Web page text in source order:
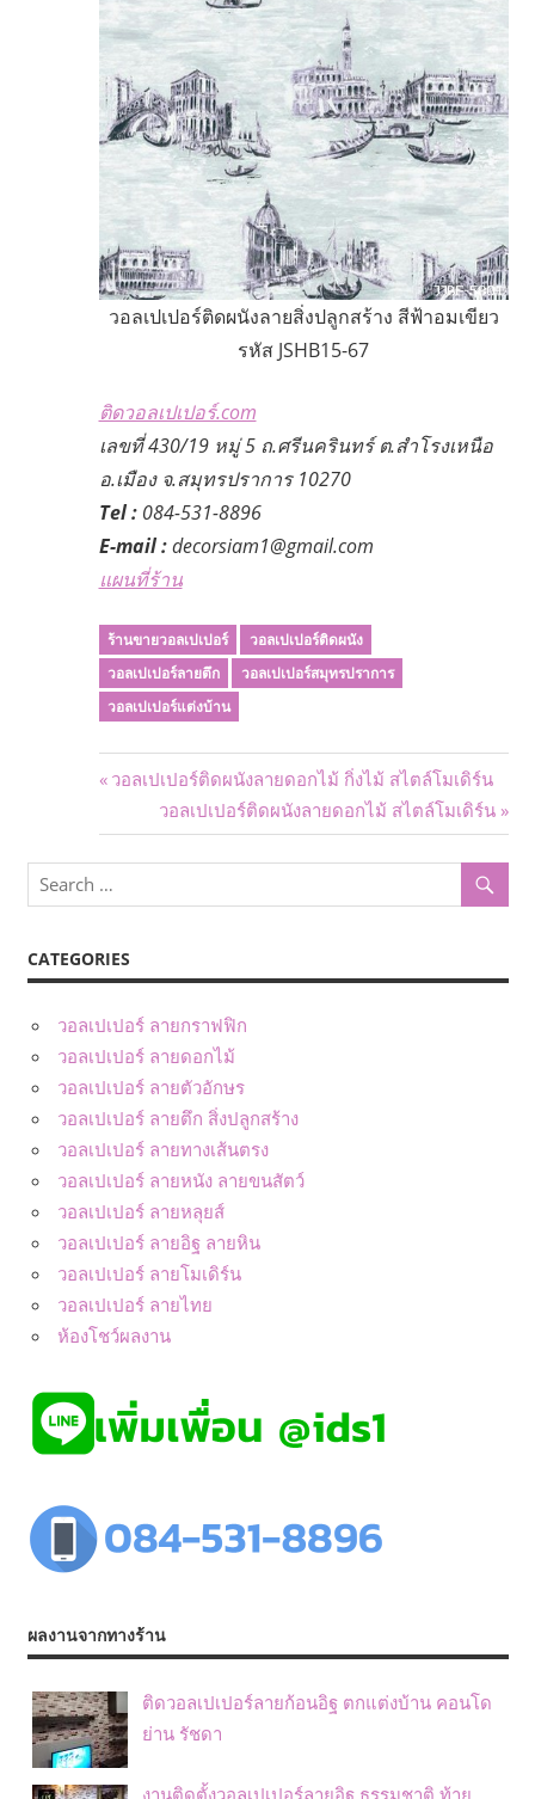
วอลเปเปอร์ติดผนังลายสิ่งปลูกสร้าง สีฟ้าอมเขียว
รหัส JSHB15-67
ติดวอลเปเปอร์.com
เลขที่ 430/19 หมู่ 5 ถ.ศรีนครินทร์ ต.สำโรงเหนือ
อ.เมือง จ.สมุทรปราการ 10270
Tel :084-531-8896
E-mail : decorsiam1@gmail.com
แผนที่ร้าน
ร้านขายวอลเปเปอร์
วอลเปเปอร์ติดผนัง
วอลเปเปอร์ลายตึก
วอลเปเปอร์สมุทรปราการ
วอลเปเปอร์แต่งบ้าน
Post
navigation
Previous
วอลเปเปอร์ติดผนังลายดอกไม้ กิ่งไม้ สไตล์โมเดิร์น
Next
Post:
วอลเปเปอร์ติดผนังลายดอกไม้ สไตล์โมเดิร์น
CATEGORIES
วอลเปเปอร์ ลายกราฟฟิก
วอลเปเปอร์ ลายดอกไม้
วอลเปเปอร์ ลายตัวอักษร
วอลเปเปอร์ ลายตึก สิ่งปลูกสร้าง
วอลเปเปอร์ ลายทางเส้นตรง
วอลเปเปอร์ ลายหนัง ลายขนสัตว์
วอลเปเปอร์ ลายหลุยส์
วอลเปเปอร์ ลายอิฐ ลายหิน
วอลเปเปอร์ ลายโมเดิร์น
วอลเปเปอร์ ลายไทย
ห้องโชว์ผลงาน
ผลงานจากทางร้าน
ติดวอลเปเปอร์ลายก้อนอิฐ ตกแต่งบ้าน คอนโด
ย่าน รัชดา